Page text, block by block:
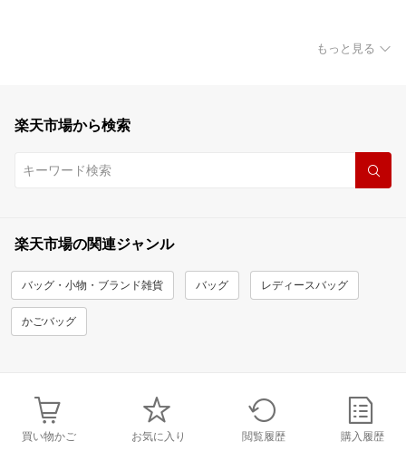
もっと見る
楽天市場から検索
楽天市場の関連ジャンル
バッグ・小物・ブランド雑貨 バッグ レディースバッグ
かごバッグ
買い物かご お気に入り 閲覧履歴 購入履歴